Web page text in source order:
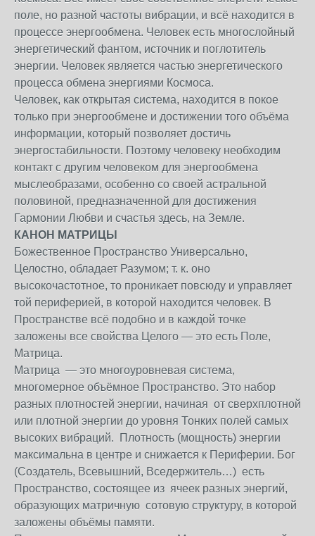
поле, но разной частоты вибрации, и всё находится в
процессе энергообмена. Человек есть многослойный
энергетический фантом, источник и поглотитель
энергии. Человек является частью энергетического
процесса обмена энергиями Космоса.
Человек, как открытая система, находится в покое
только при энергообмене и достижении того объёма
информации, который позволяет достичь
энергостабильности. Поэтому человеку необходим
контакт с другим человеком для энергообмена
мыслеобразами, особенно со своей астральной
половиной, предназначенной для достижения
Гармонии Любви и счастья здесь, на Земле.
КАНОН МАТРИЦЫ
Божественное Пространство Универсально,
Целостно, обладает Разумом; т. к. оно
высокочастотное, то проникает повсюду и управляет
той периферией, в которой находится человек. В
Пространстве всё подобно и в каждой точке
заложены все свойства Целого — это есть Поле,
Матрица.
Матрица — это многоуровневая система,
многомерное объёмное Пространство. Это набор
разных плотностей энергии, начиная от сверхплотной
или плотной энергии до уровня Тонких полей самых
высоких вибраций. Плотность (мощность) энергии
максимальна в центре и снижается к Периферии. Бог
(Создатель, Всевышний, Вседержитель…) есть
Пространство, состоящее из ячеек разных энергий,
образующих матричную сотовую структуру, в которой
заложены объёмы памяти.